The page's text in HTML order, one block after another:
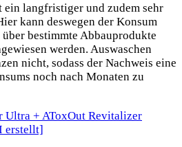
ein langfristiger und zudem sehr
kann deswegen der Konsum
bestimmte Abbauprodukte
werden. Auswaschen
nicht, sodass der Nachweis eine
noch nach Monaten zu